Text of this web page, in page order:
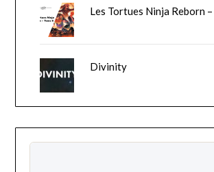
Les Tortues Ninja Reborn –
Divinity